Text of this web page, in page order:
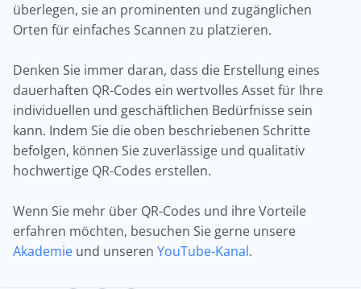
überlegen, sie an prominenten und zugänglichen
Orten für einfaches Scannen zu platzieren.
Denken Sie immer daran, dass die Erstellung eines
dauerhaften QR-Codes ein wertvolles Asset für Ihre
individuellen und geschäftlichen Bedürfnisse sein
kann. Indem Sie die oben beschriebenen Schritte
befolgen, können Sie zuverlässige und qualitativ
hochwertige QR-Codes erstellen.
Wenn Sie mehr über QR-Codes und ihre Vorteile
erfahren möchten, besuchen Sie gerne unsere
Akademie und unseren YouTube-Kanal.